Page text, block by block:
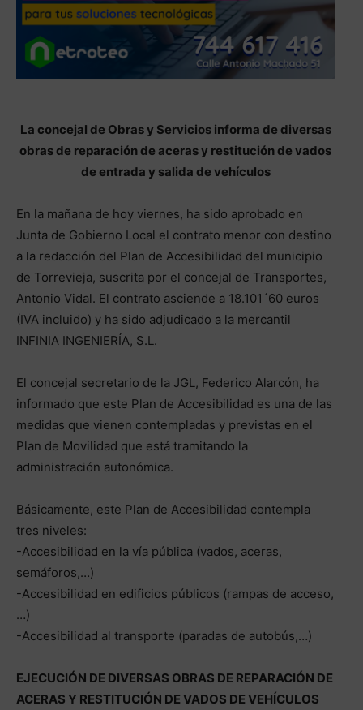
La concejal de Obras y Servicios informa de diversas
obras de reparación de aceras y restitución de vados
de entrada y salida de vehículos
En la mañana de hoy viernes, ha sido aprobado en
Junta de Gobierno Local el contrato menor con destino
a la redacción del Plan de Accesibilidad del municipio
de Torrevieja, suscrita por el concejal de Transportes,
Antonio Vidal. El contrato asciende a 18.101´60 euros
(IVA incluido) y ha sido adjudicado a la mercantil
INFINIA INGENIERÍA, S.L.
El concejal secretario de la JGL, Federico Alarcón, ha
informado que este Plan de Accesibilidad es una de las
medidas que vienen contempladas y previstas en el
Plan de Movilidad que está tramitando la
administración autonómica.
Básicamente, este Plan de Accesibilidad contempla
tres niveles:
-Accesibilidad en la vía pública (vados, aceras,
semáforos,…)
-Accesibilidad en edificios públicos (rampas de acceso,
…)
-Accesibilidad al transporte (paradas de autobús,…)
EJECUCIÓN DE DIVERSAS OBRAS DE REPARACIÓN DE
ACERAS Y RESTITUCIÓN DE VADOS DE VEHÍCULOS